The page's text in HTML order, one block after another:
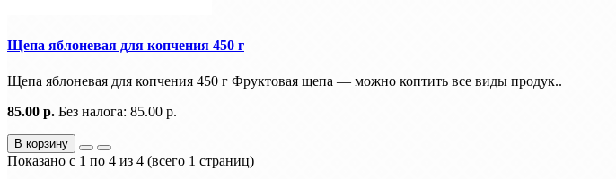
Щепа яблоневая для копчения 450 г
Щепа яблоневая для копчения 450 г Фруктовая щепа — можно коптить все виды продук..
85.00 р. Без налога: 85.00 р.
В корзину
Показано с 1 по 4 из 4 (всего 1 страниц)